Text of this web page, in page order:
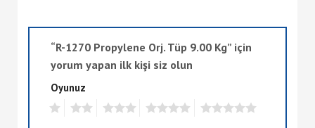
“R-1270 Propylene Orj. Tüp 9.00 Kg” için
yorum yapan ilk kişi siz olun
Oyunuz